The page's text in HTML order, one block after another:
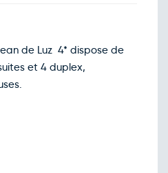
Retour le Sam. 19 déc. 26
de Luz 4* dispose de
et 4 duplex,